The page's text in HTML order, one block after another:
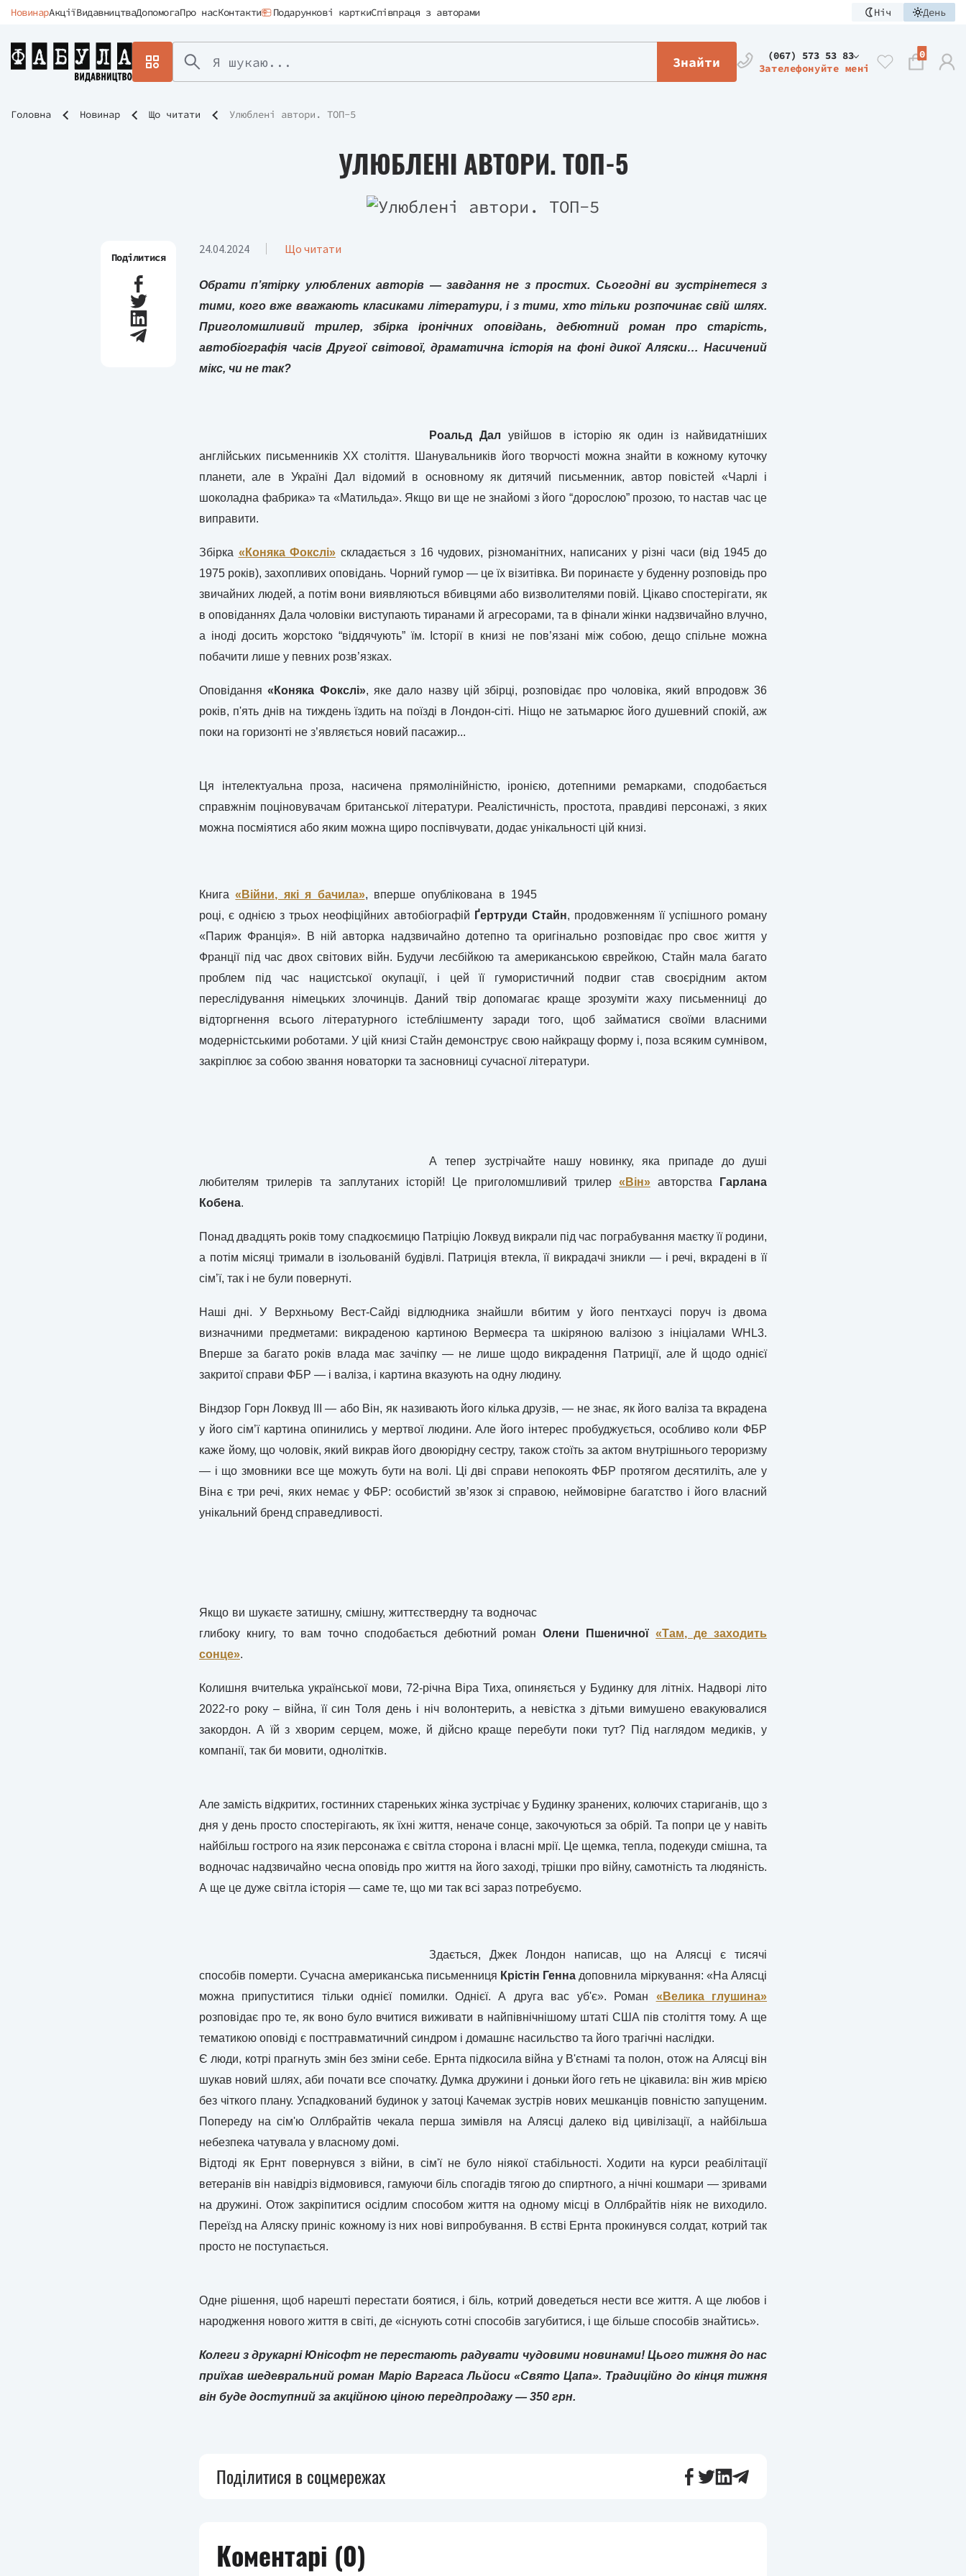
НовинарАкціїВидавництваДопомогаПро насКонтакти Подарункові карткиСпівпраця з авторами Ніч День
Знайти
(067) 573 53 83
Зателефонуйте мені
0
Головна Новинар Що читати Улюблені автори. ТОП-5
УЛЮБЛЕНІ АВТОРИ. ТОП-5
24.04.2024 Що читати
Поділитися
Обрати п’ятірку улюблених авторів — завдання не з простих. Сьогодні ви зустрінетеся з
тими, кого вже вважають класиками літератури, і з тими, хто тільки розпочинає свій шлях.
Приголомшливий трилер, збірка іронічних оповідань, дебютний роман про старість,
автобіографія часів Другої світової, драматична історія на фоні дикої Аляски… Насичений
мікс, чи не так?
Роальд Дал увійшов в історію як один із найвидатніших
англійських письменників ХХ століття. Шанувальників його творчості можна знайти в кожному куточку
планети, але в Україні Дал відомий в основному як дитячий письменник, автор повістей «Чарлі і
шоколадна фабрика» та «Матильда». Якщо ви ще не знайомі з його “дорослою” прозою, то настав час це
виправити.
Збірка «Коняка Фокслі» складається з 16 чудових, різноманітних, написаних у різні часи (від 1945 до
1975 років), захопливих оповідань. Чорний гумор — це їх візитівка. Ви поринаєте у буденну розповідь про
звичайних людей, а потім вони виявляються вбивцями або визволителями повій. Цікаво спостерігати, як
в оповіданнях Дала чоловіки виступають тиранами й агресорами, та в фінали жінки надзвичайно влучно,
а іноді досить жорстоко “віддячують” їм. Історії в книзі не пов’язані між собою, дещо спільне можна
побачити лише у певних розв’язках.
Оповідання«Коняка Фокслі», яке дало назву цій збірці, розповідає про чоловіка, який впродовж 36
років, п'ять днів на тиждень їздить на поїзді в Лондон-сіті. Ніщо не затьмарює його душевний спокій, аж
поки на горизонті не з’являється новий пасажир...
Ця інтелектуальна проза, насичена прямолінійністю, іронією, дотепними ремарками, сподобається
справжнім поціновувачам британської літератури. Реалістичність, простота, правдиві персонажі, з яких
можна посміятися або яким можна щиро поспівчувати, додає унікальності цій книзі.
Книга«Війни, які я бачила», вперше опублікована в 1945
році, є однією з трьох неофіційних автобіографій Ґертруди Стайн, продовженням її успішного роману
«Париж Франція». В ній авторка надзвичайно дотепно та оригінально розповідає про своє життя у
Франції під час двох світових війн. Будучи лесбійкою та американською єврейкою, Стайн мала багато
проблем під час нацистської окупації, і цей її гумористичний подвиг став своєрідним актом
переслідування німецьких злочинців. Даний твір допомагає краще зрозуміти жаху письменниці до
відторгнення всього літературного істеблішменту заради того, щоб займатися своїми власними
модерністськими роботами. У цій книзі Стайн демонструє свою найкращу форму і, поза всяким сумнівом,
закріплює за собою звання новаторки та засновниці сучасної літератури.
А тепер зустрічайте нашу новинку, яка припаде до душі
любителям трилерів та заплутаних історій! Це приголомшливий трилер «Він» авторства
Гарлана
Кобена.
Понад двадцять років тому спадкоємицю Патріцію Локвуд викрали під час пограбування маєтку її родини,
а потім місяці тримали в ізольованій будівлі. Патриція втекла, її викрадачі зникли — і речі, вкрадені в її
сім’ї, так і не були повернуті.
Наші дні. У Верхньому Вест-Сайді відлюдника знайшли вбитим у його пентхаусі поруч із двома
визначними предметами: викраденою картиною Вермеєра та шкіряною валізою з ініціалами WHL3.
Вперше за багато років влада має зачіпку — не лише щодо викрадення Патриції, але й щодо однієї
закритої справи ФБР — і валіза, і картина вказують на одну людину.
Віндзор Горн Локвуд III — або Він, як називають його кілька друзів, — не знає, як його валіза та вкрадена
у його сім’ї картина опинились у мертвої людини. Але його інтерес пробуджується, особливо коли ФБР
каже йому, що чоловік, який викрав його двоюрідну сестру, також стоїть за актом внутрішнього тероризму
— і що змовники все ще можуть бути на волі. Ці дві справи непокоять ФБР протягом десятиліть, але у
Віна є три речі, яких немає у ФБР: особистий зв’язок зі справою, неймовірне багатство і його власний
унікальний бренд справедливості.
Якщо ви шукаєте затишну, смішну, життєствердну та водночас
глибоку книгу, то вам точно сподобається дебютний романОлени Пшеничної«Там, де заходить
сонце».
Колишня вчителька української мови, 72-річна Віра Тиха, опиняється у Будинку для літніх. Надворі літо
2022-го року – війна, її син Толя день і ніч волонтерить, а невістка з дітьми вимушено евакуювалися
закордон. А їй з хворим серцем, може, й дійсно краще перебути поки тут? Під наглядом медиків, у
компанії, так би мовити, однолітків.
Але замість відкритих, гостинних стареньких жінка зустрічає у Будинку зранених, колючих стариганів, що з
дня у день просто спостерігають, як їхні життя, неначе сонце, закочуються за обрій. Та попри це у навіть
найбільш гострого на язик персонажа є світла сторона і власні мрії. Це щемка, тепла, подекуди смішна, та
водночас надзвичайно чесна оповідь про життя на його заході, трішки про війну, самотність та людяність.
А ще це дуже світла історія — саме те, що ми так всі зараз потребуємо.
Здається, Джек Лондон написав, що на Алясці є тисячі
способів померти. Сучасна американська письменниця Крістін Генна доповнила міркування: «На Алясці
можна припуститися тільки однієї помилки. Однієї. А друга вас уб'є». Роман «Велика глушина»
розповідає про те, як воно було вчитися виживати в найпівнічнішому штаті США пів століття тому. А ще
тематикою оповіді є посттравматичний синдром і домашнє насильство та його трагічні наслідки.
Є люди, котрі прагнуть змін без зміни себе. Ернта підкосила війна у В'єтнамі та полон, отож на Алясці він
шукав новий шлях, аби почати все спочатку. Думка дружини і доньки його геть не цікавила: він жив мрією
без чіткого плану. Успадкований будинок у затоці Качемак зустрів нових мешканців повністю запущеним.
Попереду на сім'ю Оллбрайтів чекала перша зимівля на Алясці далеко від цивілізації, а найбільша
небезпека чатувала у власному домі.
Відтоді як Ернт повернувся з війни, в сім'ї не було ніякої стабільності. Ходити на курси реабілітації
ветеранів він навідріз відмовився, гамуючи біль спогадів тягою до спиртного, а нічні кошмари — зривами
на дружині. Отож закріпитися осідлим способом життя на одному місці в Оллбрайтів ніяк не виходило.
Переїзд на Аляску приніс кожному із них нові випробування. В єстві Ернта прокинувся солдат, котрий так
просто не поступається.
Одне рішення, щоб нарешті перестати боятися, і біль, котрий доведеться нести все життя. А ще любов і
народження нового життя в світі, де «існують сотні способів загубитися, і ще більше способів знайтись».
Колеги з друкарні Юнісофт не перестають радувати чудовими новинами! Цього тижня до нас
приїхав шедевральний роман Маріо Варгаса Льйоси «Свято Цапа». Традиційно до кінця тижня
він буде доступний за акційною ціною передпродажу — 350 грн.
Поділитися в соцмережах
Коментарі (0)